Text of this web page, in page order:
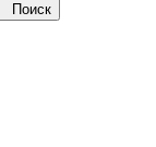
Поиск